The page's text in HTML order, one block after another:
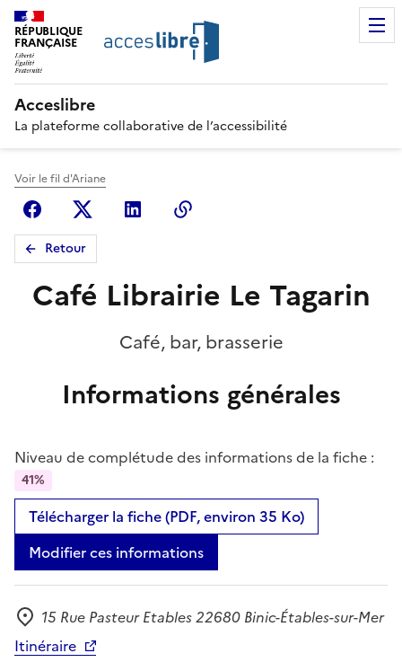
RÉPUBLIQUE
FRANÇAISE
Acceslibre
La plateforme collaborative de l’accessibilité
Voir le fil d'Ariane
FacebookX (anciennement Twitter)
Linkedin
Retour
Café Librairie Le Tagarin
Café, bar, brasserie
Informations générales
Niveau de complétude des informations de la fiche :
41%
Télécharger la fiche (PDF, environ 35 Ko)
Modifier ces informations
Adresse
15 Rue Pasteur Etables 22680 Binic-Étables-sur-Mer
Itinéraire